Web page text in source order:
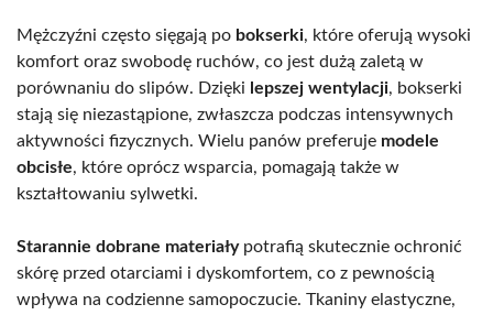
Mężczyźni często sięgają po bokserki, które oferują wysoki
komfort oraz swobodę ruchów, co jest dużą zaletą w
porównaniu do slipów. Dzięki lepszej wentylacji, bokserki
stają się niezastąpione, zwłaszcza podczas intensywnych
aktywności fizycznych. Wielu panów preferuje modele
obcisłe, które oprócz wsparcia, pomagają także w
kształtowaniu sylwetki.
Starannie dobrane materiałypotrafią skutecznie ochronić
skórę przed otarciami i dyskomfortem, co z pewnością
wpływa na codzienne samopoczucie. Tkaniny elastyczne,